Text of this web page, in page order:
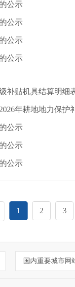
公示
公示
公示
公示
补贴机具结算明细
年耕地地力保护
公示
公示
公示
1 2 3
国内重要城市网